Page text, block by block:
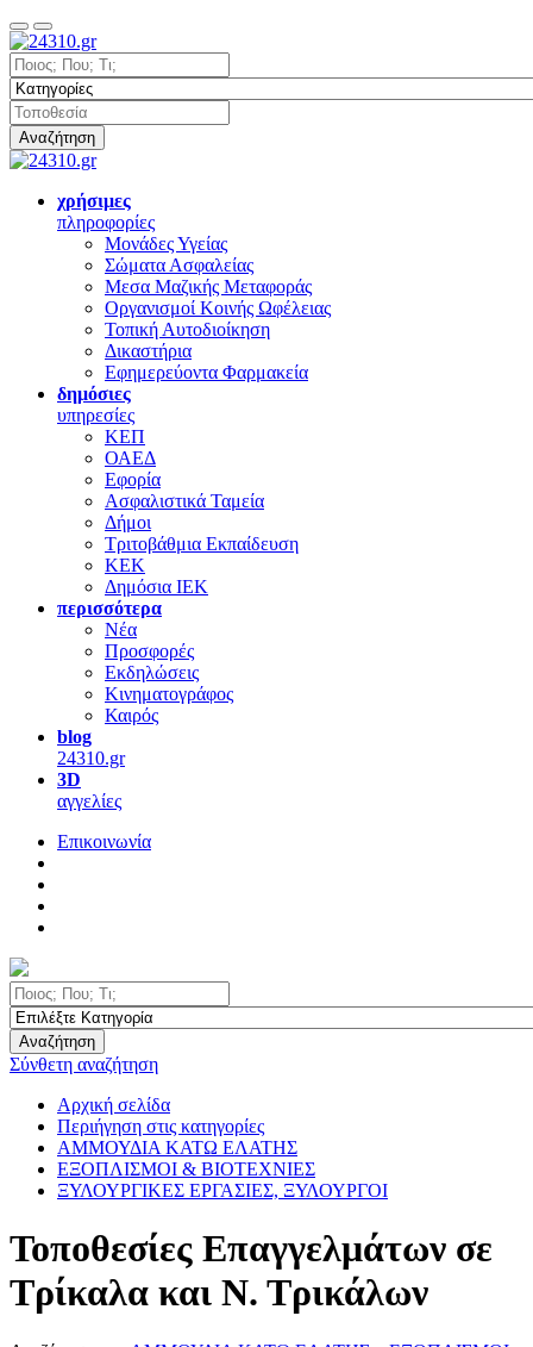
Αναζήτηση
χρήσιμες
πληροφορίες
Μονάδες Υγείας
Σώματα Ασφαλείας
Μεσα Μαζικής Μεταφοράς
Οργανισμοί Κοινής Ωφέλειας
Τοπική Αυτοδιοίκηση
Δικαστήρια
Εφημερεύοντα Φαρμακεία
δημόσιες
υπηρεσίες
ΚΕΠ
ΟΑΕΔ
Εφορία
Ασφαλιστικά Ταμεία
Δήμοι
Τριτοβάθμια Εκπαίδευση
ΚΕΚ
Δημόσια ΙΕΚ
περισσότερα
Νέα
Προσφορές
Εκδηλώσεις
Κινηματογράφος
Καιρός
blog
24310.gr
3D
αγγελίες
Επικοινωνία
Αναζήτηση
Σύνθετη αναζήτηση
Αρχική σελίδα
Περιήγηση στις κατηγορίες
ΑΜΜΟΥΔΙΑ ΚΑΤΩ ΕΛΑΤΗΣ
ΕΞΟΠΛΙΣΜΟΙ & ΒΙΟΤΕΧΝΙΕΣ
ΞΥΛΟΥΡΓΙΚΕΣ ΕΡΓΑΣΙΕΣ, ΞΥΛΟΥΡΓΟΙ
Τοποθεσίες Επαγγελμάτων σε
Τρίκαλα και Ν. Τρικάλων